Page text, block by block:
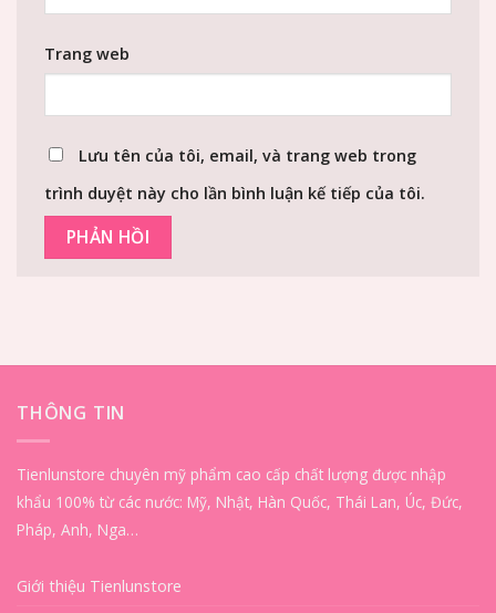
Trang web
Lưu tên của tôi, email, và trang web trong
trình duyệt này cho lần bình luận kế tiếp của tôi.
THÔNG TIN
Tienlunstore chuyên mỹ phẩm cao cấp chất lượng được nhập
khẩu 100% từ các nước: Mỹ, Nhật, Hàn Quốc, Thái Lan, Úc, Đức,
Pháp, Anh, Nga…
Giới thiệu Tienlunstore